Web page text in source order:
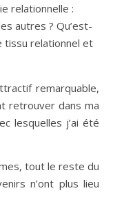
relationnelle :
autres ? Qu’est-
tissu relationnel et
remarquable,
retrouver dans ma
lesquelles j’ai été
tout le reste du
n’ont plus lieu